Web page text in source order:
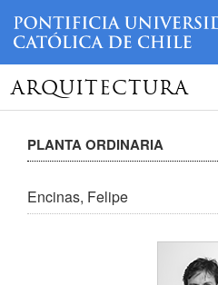
ARQUITECTURA
PLANTA ORDINARIA
Encinas, Felipe